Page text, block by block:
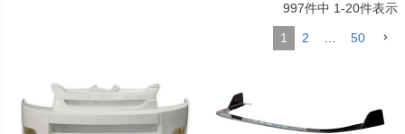
997件中 1-20件表示
1 2 50